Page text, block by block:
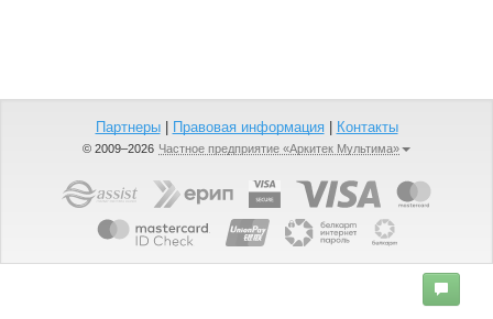
Партнеры| Правовая информация| Контакты
© 2009–2026 Частное предприятие «Аркитек Мультима»